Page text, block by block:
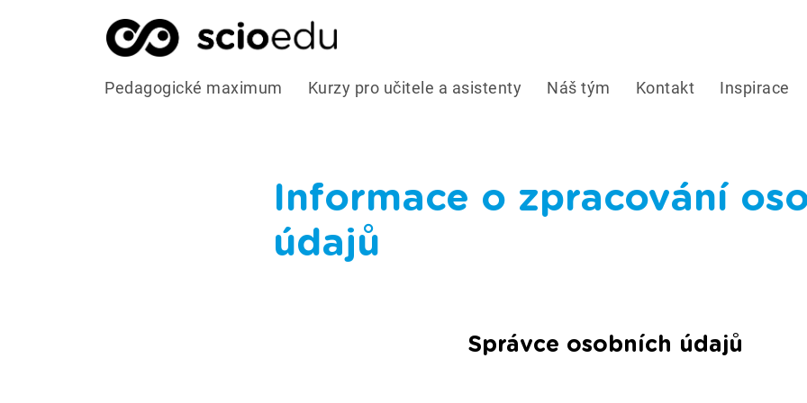
Pedagogické maximum Kurzy pro učitele a asistenty Náš tým Kontakt Inspirace
Informace o zpracování
údajů
Správce osobních údajů